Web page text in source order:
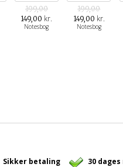
199,00
149,00 kr.
Notesbog
199,00
149,00 kr.
Notesbog
Sikker betaling 30